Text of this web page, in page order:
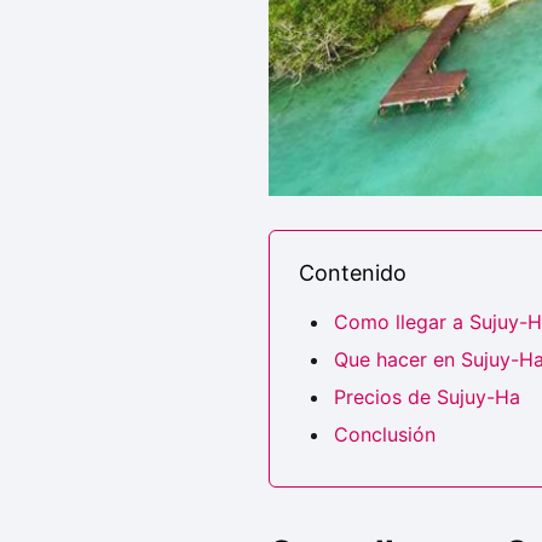
Contenido
Como llegar a Sujuy-
Que hacer en Sujuy-
Precios de Sujuy-Ha
Conclusión